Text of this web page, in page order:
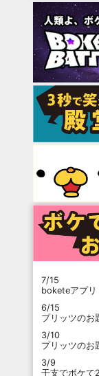
7/15
boketeアプリ
6/15
プリッツのお
3/10
プリッツのお
3/9
干支でボケて